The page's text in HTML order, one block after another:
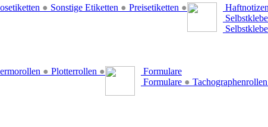
● Sonstige Etiketten ● Preisetiketten ●
● Plotterrollen ●
Formulare
Formulare ● Tachographenrollen